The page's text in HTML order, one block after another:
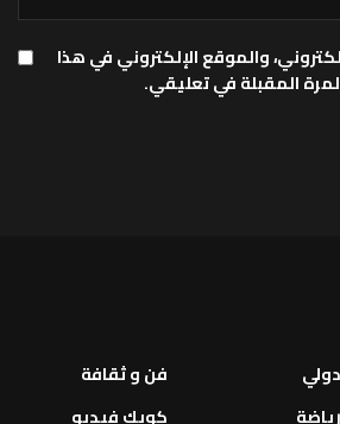
والموقع الإلكتروني في هذا
المقبلة في تعليقي.
دولي
رياضة
فن و ثقافة
كويك فيديو